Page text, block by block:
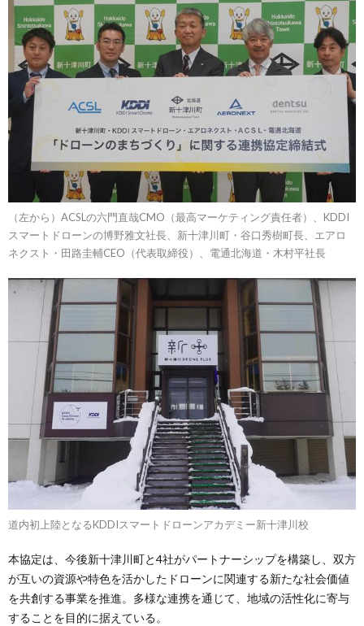
（左から）ACSLの六門直哉CMO（最高マーケティング責任者）、KDDI
スマートドローンの博野雅文社長、新十津川町・谷口秀樹町長、エアロ
ネクスト・田路圭輔CEO（代表取締役）、電通北海道・木村平社長
道内初上陸となるKDDIスマートドローンアカデミー新十津川校
本協定は、今後新十津川町と4社がパートナーシップを構築し、双方
が互いの資源や特色を活かしたドローンに関連する新たな社会価値
を共創する事業を推進。多様な連携を通じて、地域の活性化に寄与
することを目的に据えている。